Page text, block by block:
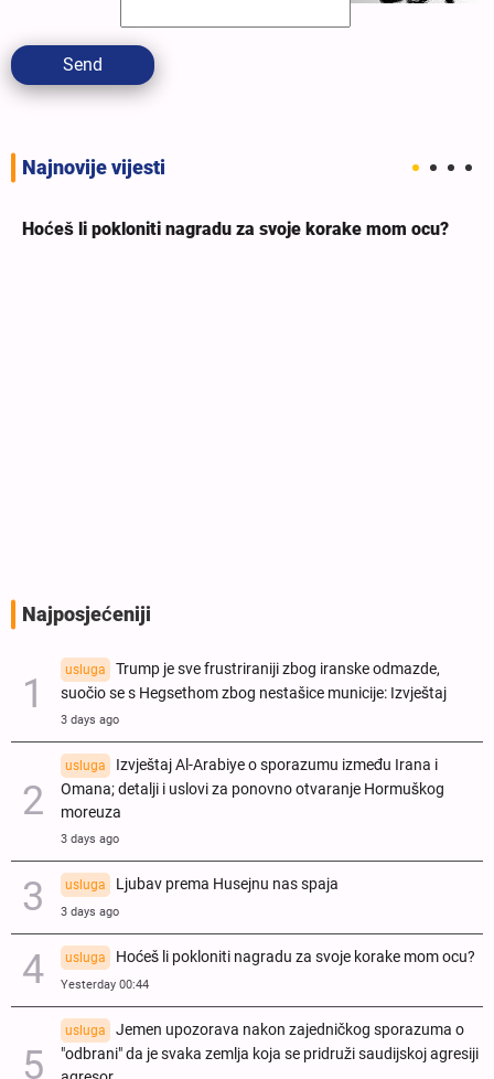
Send
Najnovije vijesti
Hoćeš li pokloniti nagradu za svoje korake mom ocu?
Najposjećeniji
usluga
Trump je sve frustriraniji zbog iranske odmazde,
suočio se s Hegsethom zbog nestašice municije: Izvještaj
3 days ago
usluga
Izvještaj Al-Arabiye o sporazumu između Irana i
Omana; detalji i uslovi za ponovno otvaranje Hormuškog
moreuza
3 days ago
usluga Ljubav prema Husejnu nas spaja
3 days ago
usluga Hoćeš li pokloniti nagradu za svoje korake mom ocu?
Yesterday 00:44
usluga
Jemen upozorava nakon zajedničkog sporazuma o
"odbrani" da je svaka zemlja koja se pridruži saudijskoj agresiji